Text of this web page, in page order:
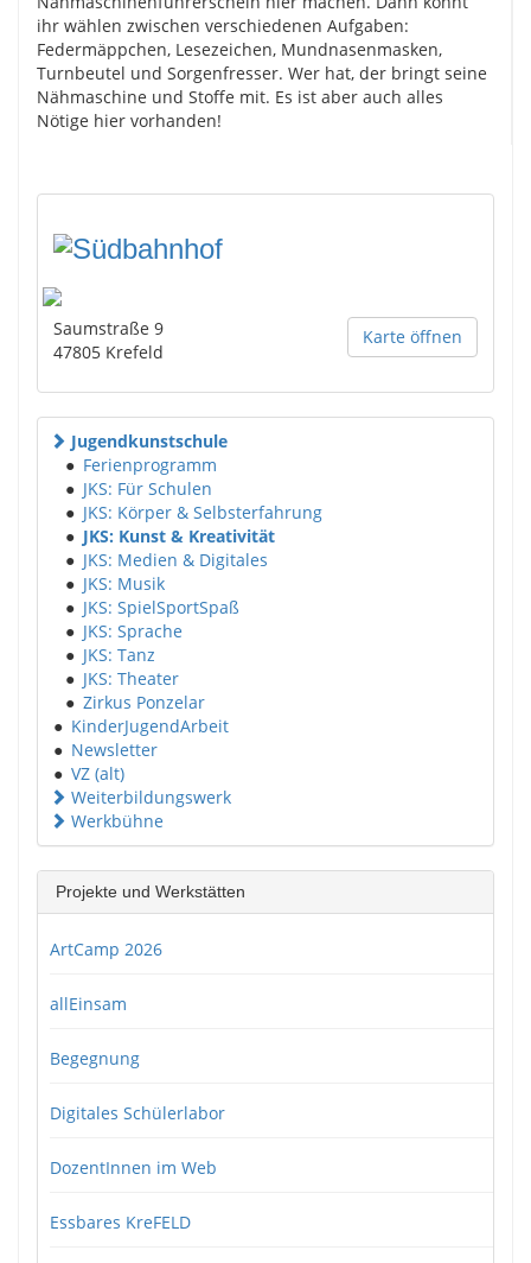
ihr wählen zwischen verschiedenen Aufgaben:
Federmäppchen, Lesezeichen, Mundnasenmasken,
Turnbeutel und Sorgenfresser. Wer hat, der bringt seine
Nähmaschine und Stoffe mit. Es ist aber auch alles
Nötige hier vorhanden!
Karte öffnen
Saumstraße 9
47805 Krefeld
Jugendkunstschule
● Ferienprogramm
● JKS: Für Schulen
● JKS: Körper & Selbsterfahrung
● JKS: Kunst & Kreativität
● JKS: Medien & Digitales
● JKS: Musik
● JKS: SpielSportSpaß
● JKS: Sprache
● JKS: Tanz
● JKS: Theater
● Zirkus Ponzelar
● KinderJugendArbeit
● Newsletter
● VZ (alt)
Weiterbildungswerk
Werkbühne
Projekte und Werkstätten
ArtCamp 2026
allEinsam
Begegnung
Digitales Schülerlabor
DozentInnen im Web
Essbares KreFELD